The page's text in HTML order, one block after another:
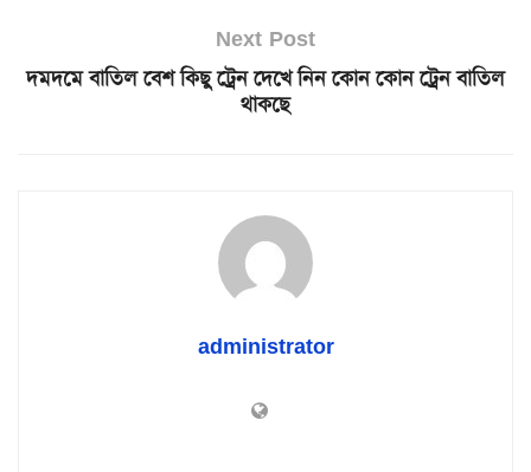
Next Post
দমদমে বাতিল বেশ কিছু ট্রেন দেখে নিন কোন কোন ট্রেন বাতিল
থাকছে
administrator